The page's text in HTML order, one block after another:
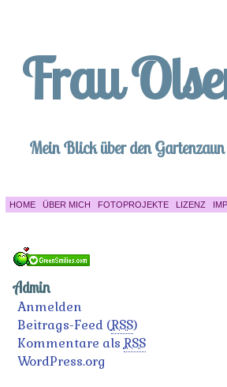
Frau
Mein Blick über den Gartenzaun
HOME ÜBER MICH FOTOPROJEKTE LIZENZ
Admin
Anmelden
Beitrags-Feed (RSS)
Kommentare als RSS
WordPress.org